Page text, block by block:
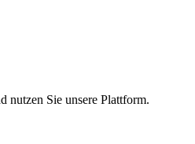
nutzen Sie unsere Plattform.